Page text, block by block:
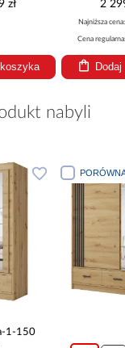
zł 2
Najniższa
Cena
nabyli
1-150